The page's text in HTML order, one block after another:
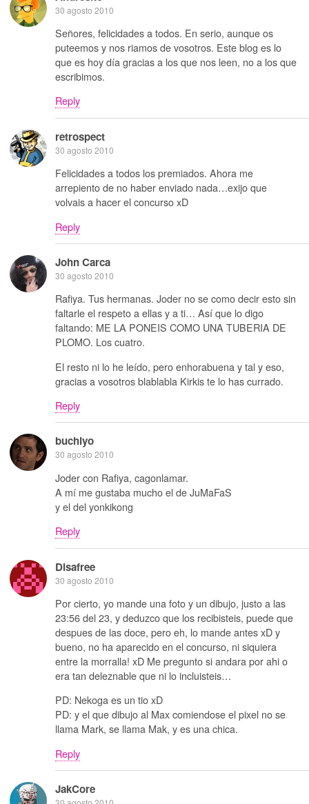
30 agosto 2010
Señores, felicidades a todos. En serio, aunque os
puteemos y nos riamos de vosotros. Este blog es lo
que es hoy día gracias a los que nos leen, no a los que
escribimos.
Reply
retrospect
30 agosto 2010
Felicidades a todos los premiados. Ahora me
arrepiento de no haber enviado nada…exijo que
volvais a hacer el concurso xD
Reply
John Carca
30 agosto 2010
Rafiya. Tus hermanas. Joder no se como decir esto sin
faltarle el respeto a ellas y a ti… Así que lo digo
faltando: ME LA PONEIS COMO UNA TUBERIA DE
PLOMO. Los cuatro.
El resto ni lo he leído, pero enhorabuena y tal y eso,
gracias a vosotros blablabla Kirkis te lo has currado.
Reply
buchiyo
30 agosto 2010
Joder con Rafiya, cagonlamar.
A mí me gustaba mucho el de JuMaFaS
y el del yonkikong
Reply
Disafree
30 agosto 2010
Por cierto, yo mande una foto y un dibujo, justo a las
23:56 del 23, y deduzco que los recibisteis, puede que
despues de las doce, pero eh, lo mande antes xD y
bueno, no ha aparecido en el concurso, ni siquiera
entre la morralla! xD Me pregunto si andara por ahi o
era tan deleznable que ni lo incluisteis…
PD: Nekoga es un tio xD
PD: y el que dibujo al Max comiendose el pixel no se
llama Mark, se llama Mak, y es una chica.
Reply
JakCore